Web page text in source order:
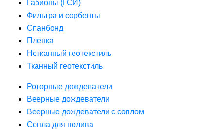
Габионы (ГСИ)
Фильтра и сорбенты
Спанбонд
Пленка
Нетканный геотекстиль
Тканный геотекстиль
Роторные дождеватели
Веерные дождеватели
Веерные дождеватели с соплом
Сопла для полива